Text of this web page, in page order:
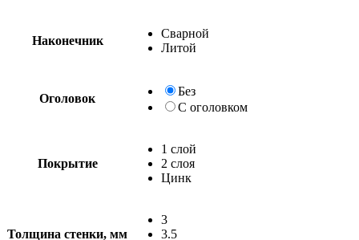
Наконечник
Сварной
Литой
Оголовок
Без
С оголовком
Покрытие
1 слой
2 слоя
Цинк
Толщина стенки, мм
3
3.5